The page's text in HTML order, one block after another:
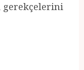
gerekçelerini